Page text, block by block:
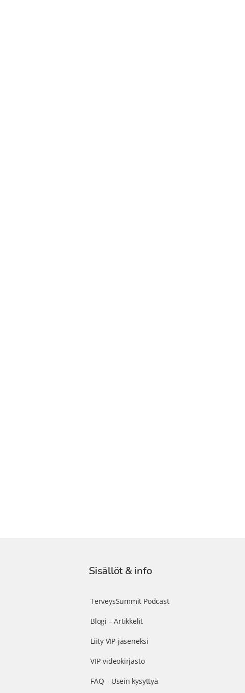
Sisällöt & info
TerveysSummit Podcast
Blogi – Artikkelit
Liity VIP-jäseneksi
VIP-videokirjasto
FAQ – Usein kysyttyä